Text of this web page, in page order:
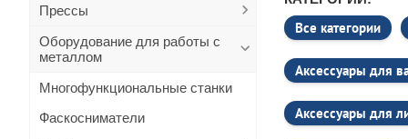
Прессы
Оборудование для работы с
металлом
Многофункциональные станки
Фаскосниматели
Бренд Stalex
каждом этапе
соответствовать
Широкий
ассортименте
Все категории
Аксессуары для
Аксессуары для